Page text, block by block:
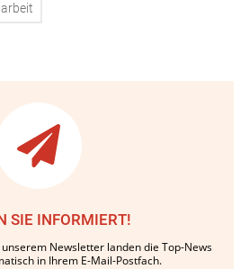
SIE INFORMIERT!
Newsletter landen die Top-News
in Ihrem E-Mail-Postfach.